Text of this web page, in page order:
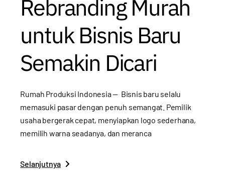
Rebranding Murah
untuk Bisnis Baru
Semakin Dicari
Rumah Produksi Indonesia — Bisnis baru selalu
memasuki pasar dengan penuh semangat. Pemilik
usaha bergerak cepat, menyiapkan logo sederhana,
memilih warna seadanya, dan meranca
Selanjutnya